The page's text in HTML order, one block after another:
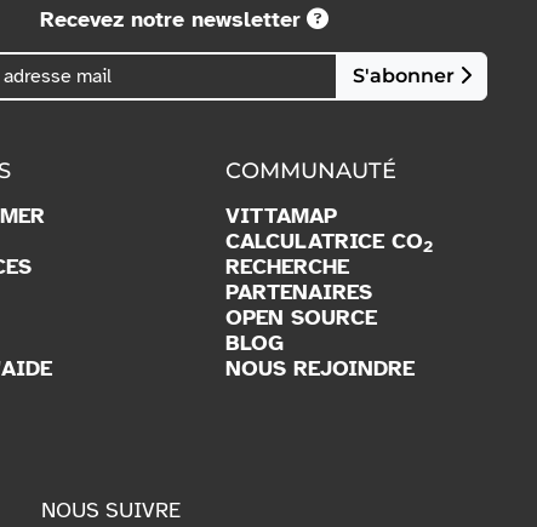
Recevez notre newsletter
S'abonner
COMMUNAUTÉ
VITTAMAP
CALCULATRICE CO2
RECHERCHE
PARTENAIRES
OPEN SOURCE
BLOG
NOUS REJOINDRE
NOUS SUIVRE